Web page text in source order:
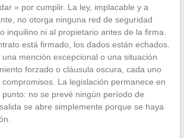
» por cumplir. La ley, implacable y a
no otorga ninguna red de seguridad
inquilino ni al propietario antes de la firma.
está firmado, los dados están echados.
mención excepcional o una situación
forzado o cláusula oscura, cada uno
La legislación permanece en
no se prevé ningún período de
se abre simplemente porque se haya